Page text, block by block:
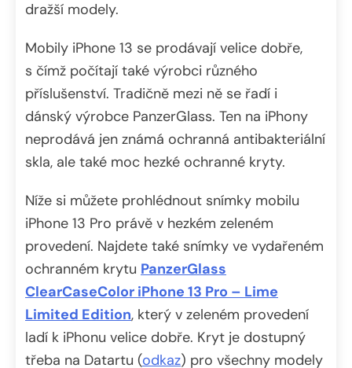
dražší modely.
Mobily iPhone 13 se prodávají velice dobře,
s čímž počítají také výrobci různého
příslušenství. Tradičně mezi ně se řadí i
dánský výrobce PanzerGlass. Ten na iPhony
neprodává jen známá ochranná antibakteriální
skla, ale také moc hezké ochranné kryty.
Níže si můžete prohlédnout snímky mobilu
iPhone 13 Pro právě v hezkém zeleném
provedení. Najdete také snímky ve vydařeném
ochranném krytu PanzerGlass
ClearCaseColor iPhone 13 Pro – Lime
Limited Edition, který v zeleném provedení
ladí k iPhonu velice dobře. Kryt je dostupný
třeba na Datartu (odkaz) pro všechny modely